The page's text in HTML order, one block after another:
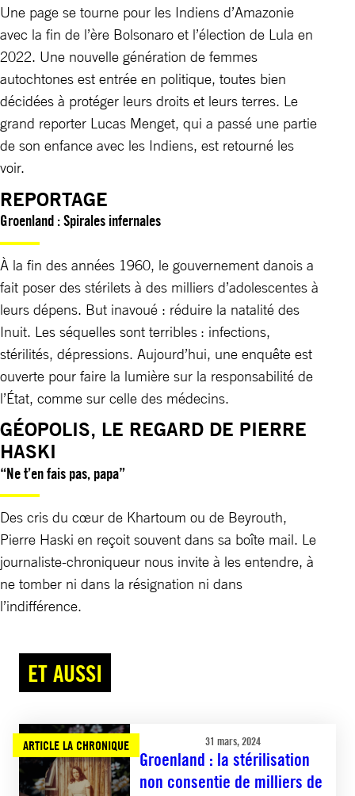
Une page se tourne pour les Indiens d’Amazonie
avec la fin de l’ère Bolsonaro et l’élection de Lula en
2022. Une nouvelle génération de femmes
autochtones est entrée en politique, toutes bien
décidées à protéger leurs droits et leurs terres. Le
grand reporter Lucas Menget, qui a passé une partie
de son enfance avec les Indiens, est retourné les
voir.
REPORTAGE
Groenland : Spirales infernales
À la fin des années 1960, le gouvernement danois a
fait poser des stérilets à des milliers d’adolescentes à
leurs dépens. But inavoué : réduire la natalité des
Inuit. Les séquelles sont terribles : infections,
stérilités, dépressions. Aujourd’hui, une enquête est
ouverte pour faire la lumière sur la responsabilité de
l’État, comme sur celle des médecins.
GÉOPOLIS, LE REGARD DE PIERRE
HASKI
“Ne t’en fais pas, papa”
Des cris du cœur de Khartoum ou de Beyrouth,
Pierre Haski en reçoit souvent dans sa boîte mail. Le
journaliste-chroniqueur nous invite à les entendre, à
ne tomber ni dans la résignation ni dans
l’indifférence.
ET AUSSI
ARTICLE LA CHRONIQUE 31 mars, 2024
Groenland : la stérilisation
non consentie de milliers de